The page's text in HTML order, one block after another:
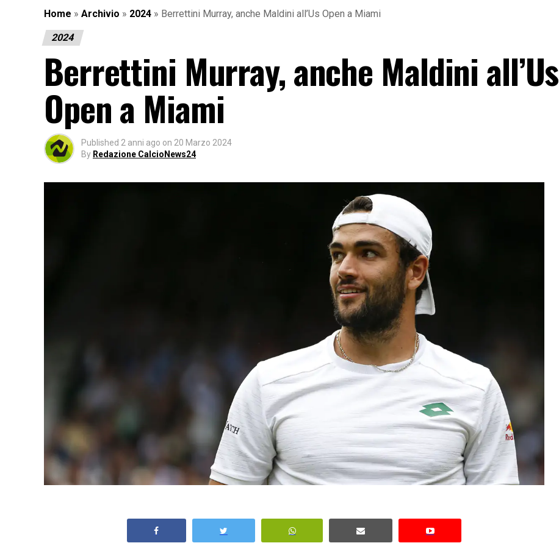
Home » Archivio » 2024 » Berrettini Murray, anche Maldini all’Us Open a Miami
2024
Berrettini Murray, anche Maldini all’Us
Open a Miami
Published 2 anni ago on 20 Marzo 2024
By Redazione CalcioNews24